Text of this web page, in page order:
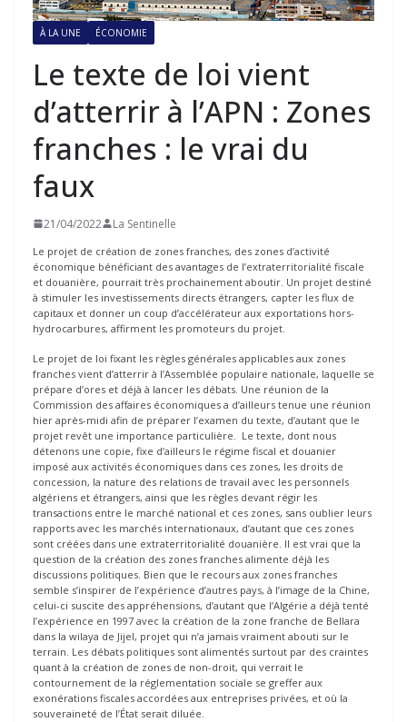
À LA UNE ÉCONOMIE
Le texte de loi vient
d’atterrir à l’APN : Zones
franches : le vrai du
faux
21/04/2022 La Sentinelle
Le projet de création de zones franches, des zones d’activité
économique bénéficiant des avantages de l’extraterritorialité fiscale
et douanière, pourrait très prochainement aboutir. Un projet destiné
à stimuler les investissements directs étrangers, capter les flux de
capitaux et donner un coup d’accélérateur aux exportations hors-
hydrocarbures, affirment les promoteurs du projet.
Le projet de loi fixant les règles générales applicables aux zones
franches vient d’atterrir à l’Assemblée populaire nationale, laquelle se
prépare d’ores et déjà à lancer les débats. Une réunion de la
Commission des affaires économiques a d’ailleurs tenue une réunion
hier après-midi afin de préparer l’examen du texte, d’autant que le
projet revêt une importance particulière. Le texte, dont nous
détenons une copie, fixe d’ailleurs le régime fiscal et douanier
imposé aux activités économiques dans ces zones, les droits de
concession, la nature des relations de travail avec les personnels
algériens et étrangers, ainsi que les règles devant régir les
transactions entre le marché national et ces zones, sans oublier leurs
rapports avec les marchés internationaux, d’autant que ces zones
sont créées dans une extraterritorialité douanière. Il est vrai que la
question de la création des zones franches alimente déjà les
discussions politiques. Bien que le recours aux zones franches
semble s’inspirer de l’expérience d’autres pays, à l’image de la Chine,
celui-ci suscite des appréhensions, d’autant que l’Algérie a déjà tenté
l’expérience en 1997 avec la création de la zone franche de Bellara
dans la wilaya de Jijel, projet qui n’a jamais vraiment abouti sur le
terrain. Les débats politiques sont alimentés surtout par des craintes
quant à la création de zones de non-droit, qui verrait le
contournement de la réglementation sociale se greffer aux
exonérations fiscales accordées aux entreprises privées, et où la
souveraineté de l’État serait diluée.